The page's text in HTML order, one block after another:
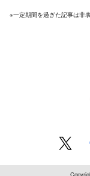
※一定期間を過ぎた記事は非